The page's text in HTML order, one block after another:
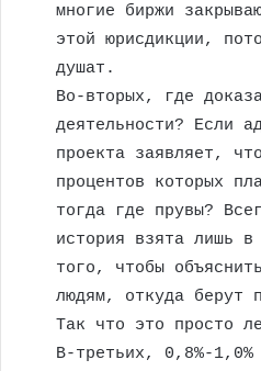
многие биржи
этой юрисдикции,
душат.
Во-вторых, где
деятельности? Если
проекта заявляет,
процентов которых
тогда где прувы?
история взята лишь
того, чтобы
людям, откуда берут
Так что это просто
В-третьих, 0,8%-